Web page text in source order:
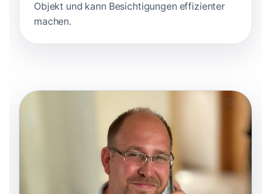
Objekt und kann Besichtigungen effizienter
machen.